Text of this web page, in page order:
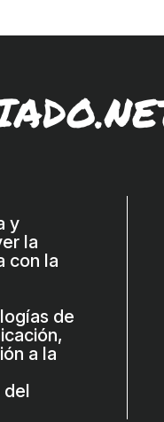
y
la
con la
de
a la
del